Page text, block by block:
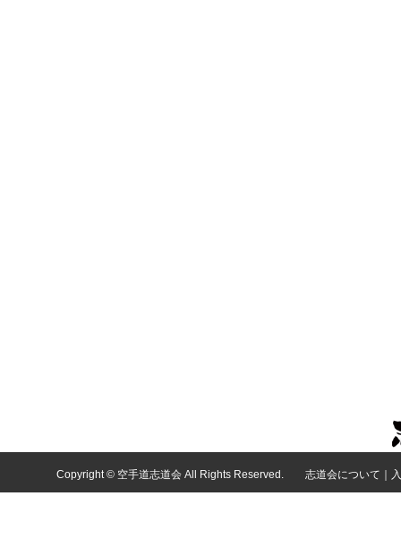
Copyright © 空手道志道会 All Rights Reserved. 志道会について